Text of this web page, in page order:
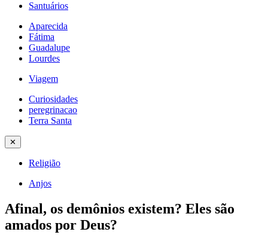
Santuários
Aparecida
Fátima
Guadalupe
Lourdes
Viagem
Curiosidades
peregrinacao
Terra Santa
✕
Religião
Anjos
Afinal, os demônios existem? Eles são
amados por Deus?